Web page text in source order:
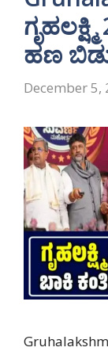
ಹಣ
December 5,